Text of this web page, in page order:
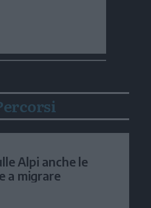
Alpi anche le
a migrare